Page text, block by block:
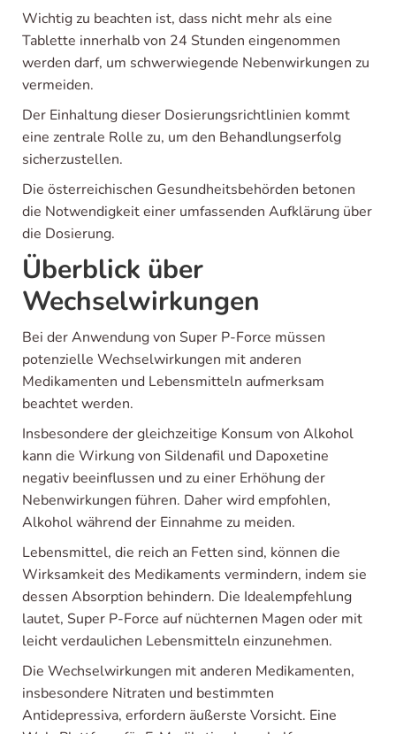
Wichtig zu beachten ist, dass nicht mehr als eine
Tablette innerhalb von 24 Stunden eingenommen
werden darf, um schwerwiegende Nebenwirkungen zu
vermeiden.
Der Einhaltung dieser Dosierungsrichtlinien kommt
eine zentrale Rolle zu, um den Behandlungserfolg
sicherzustellen.
Die österreichischen Gesundheitsbehörden betonen
die Notwendigkeit einer umfassenden Aufklärung über
die Dosierung.
Überblick über
Wechselwirkungen
Bei der Anwendung von Super P-Force müssen
potenzielle Wechselwirkungen mit anderen
Medikamenten und Lebensmitteln aufmerksam
beachtet werden.
Insbesondere der gleichzeitige Konsum von Alkohol
kann die Wirkung von Sildenafil und Dapoxetine
negativ beeinflussen und zu einer Erhöhung der
Nebenwirkungen führen. Daher wird empfohlen,
Alkohol während der Einnahme zu meiden.
Lebensmittel, die reich an Fetten sind, können die
Wirksamkeit des Medikaments vermindern, indem sie
dessen Absorption behindern. Die Idealempfehlung
lautet, Super P-Force auf nüchternen Magen oder mit
leicht verdaulichen Lebensmitteln einzunehmen.
Die Wechselwirkungen mit anderen Medikamenten,
insbesondere Nitraten und bestimmten
Antidepressiva, erfordern äußerste Vorsicht. Eine